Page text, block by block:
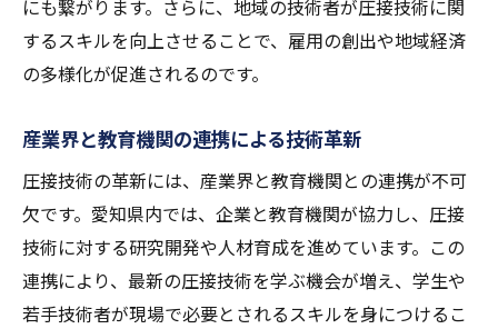
にも繋がります。さらに、地域の技術者が圧接技術に関
するスキルを向上させることで、雇用の創出や地域経済
の多様化が促進されるのです。
産業界と教育機関の連携による技術革新
圧接技術の革新には、産業界と教育機関との連携が不可
欠です。愛知県内では、企業と教育機関が協力し、圧接
技術に対する研究開発や人材育成を進めています。この
連携により、最新の圧接技術を学ぶ機会が増え、学生や
若手技術者が現場で必要とされるスキルを身につけるこ